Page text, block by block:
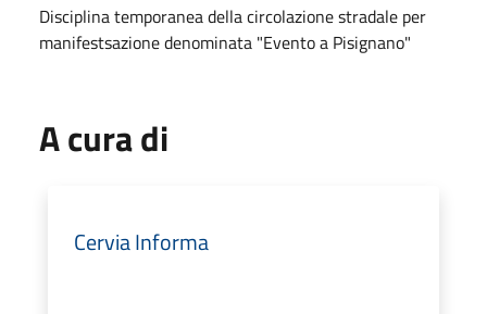
Disciplina temporanea della circolazione stradale per
manifestsazione denominata "Evento a Pisignano"
A cura di
Cervia Informa